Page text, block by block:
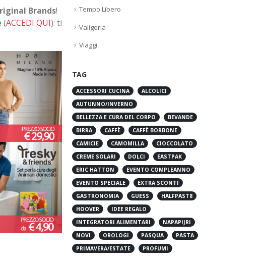
Brands!
(ACCEDI QUI): ti
Tempo Libero
Valigeria
Viaggi
TAG
ACCESSORI CUCINA
ALCOLICI
AUTUNNO/INVERNO
BELLEZZA E CURA DEL CORPO
BEVANDE
BIRRA
CAFFÈ
CAFFÈ BORBONE
CAMICIE
CAMOMILLA
CIOCCOLATO
CREME SOLARI
DOLCI
EASTPAK
ERIC HATTON
EVENTO COMPLEANNO
EVENTO SPECIALE
EXTRA SCONTI
GASTRONOMIA
GUESS
HALFPAST8
HOOVER
IDEE REGALO
INTEGRATORI ALIMENTARI
NAPAPIJRI
NOVI
OROLOGI PASQUA
PASTA
PRIMAVERA/ESTATE
PROFUMI